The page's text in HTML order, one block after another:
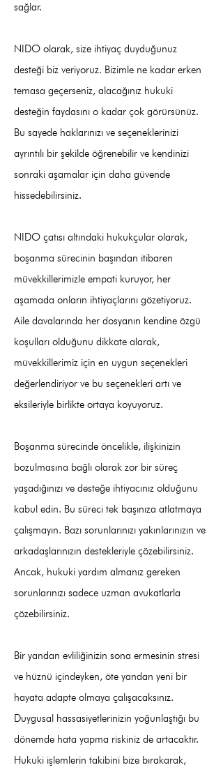
sağlar.
NIDO olarak, size ihtiyaç duyduğunuz
desteği biz veriyoruz. Bizimle ne kadar erken
temasa geçerseniz, alacağınız hukuki
desteğin faydasını o kadar çok görürsünüz.
Bu sayede haklarınızı ve seçeneklerinizi
ayrıntılı bir şekilde öğrenebilir ve kendinizi
sonraki aşamalar için daha güvende
hissedebilirsiniz.
NIDO çatısı altındaki hukukçular olarak,
boşanma sürecinin başından itibaren
müvekkillerimizle empati kuruyor, her
aşamada onların ihtiyaçlarını gözetiyoruz.
Aile davalarında her dosyanın kendine özgü
koşulları olduğunu dikkate alarak,
müvekkillerimiz için en uygun seçenekleri
değerlendiriyor ve bu seçenekleri artı ve
eksileriyle birlikte ortaya koyuyoruz.
Boşanma sürecinde öncelikle, ilişkinizin
bozulmasına bağlı olarak zor bir süreç
yaşadığınızı ve desteğe ihtiyacınız olduğunu
kabul edin. Bu süreci tek başınıza atlatmaya
çalışmayın. Bazı sorunlarınızı yakınlarınızın ve
arkadaşlarınızın destekleriyle çözebilirsiniz.
Ancak, hukuki yardım almanız gereken
sorunlarınızı sadece uzman avukatlarla
çözebilirsiniz.
Bir yandan evliliğinizin sona ermesinin stresi
ve hüznü içindeyken, öte yandan yeni bir
hayata adapte olmaya çalışacaksınız.
Duygusal hassasiyetlerinizin yoğunlaştığı bu
dönemde hata yapma riskiniz de artacaktır.
Hukuki işlemlerin takibini bize bırakarak,